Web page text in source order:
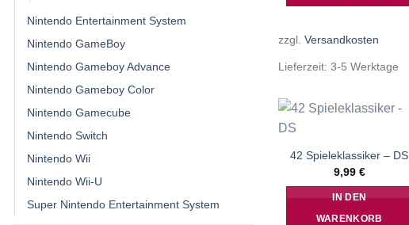
Nintendo Entertainment System
Nintendo GameBoy
Nintendo Gameboy Advance
Nintendo Gameboy Color
Nintendo Gamecube
Nintendo Switch
Nintendo Wii
Nintendo Wii-U
Super Nintendo Entertainment System
zzgl. Versandkosten
Lieferzeit: 3-5 Werktage
42 Spieleklassiker – DS
9,99 €
IN DEN
WARENKORB